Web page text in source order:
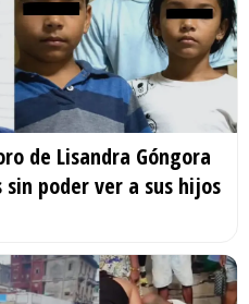
de Lisandra Góngora
poder ver a sus hijos